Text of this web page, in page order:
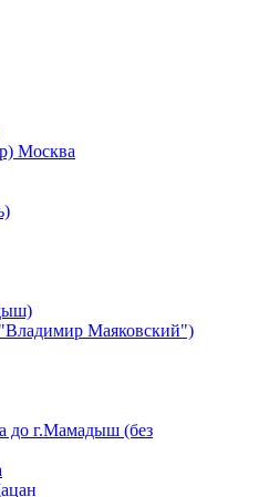
Москва
"Владимир Маяковский")
до г.Мамадыш (без